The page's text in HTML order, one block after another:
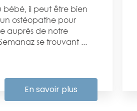
bébé, il peut être bien
ostéopathe pour
auprès de notre
se trouvant ...
En savoir plus